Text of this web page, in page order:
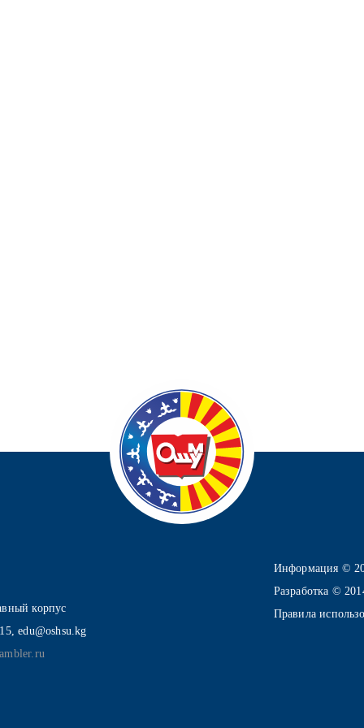
корпус
edu@oshsu.kg
Информация ©
Разработка ©
Правила